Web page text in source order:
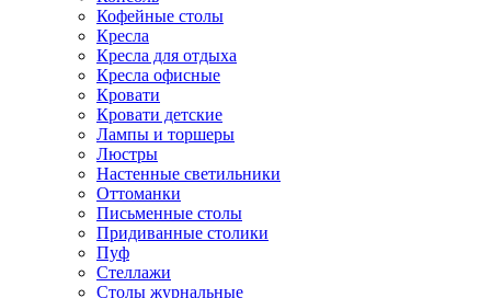
Кофейные столы
Кресла
Кресла для отдыха
Кресла офисные
Кровати
Кровати детские
Лампы и торшеры
Люстры
Настенные светильники
Оттоманки
Письменные столы
Придиванные столики
Пуф
Стеллажи
Столы журнальные